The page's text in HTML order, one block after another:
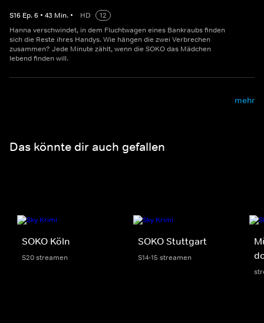
S16 Ep.6 • 43 Min. • HD
12
Hanna verschwindet, in dem Fluchtwagen eines Bankraubs finden
sich die Reste ihres Handys. Wie hängen die zwei Verbrechen
zusammen? Jede Minute zählt, wenn die SOKO das Mädchen
lebend finden will.
mehr
Das könnte dir auch gefallen
SOKO Köln
S20 streamen
SOKO Stuttgart
S14-15 streamen